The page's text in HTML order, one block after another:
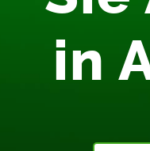
in